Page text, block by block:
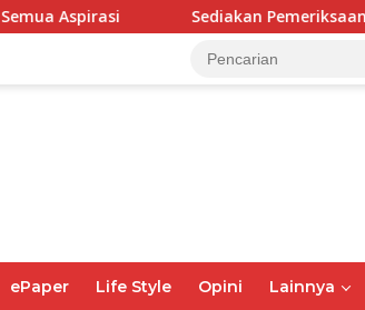
Sediakan Pemeriksaan Kesehatan, Reses
ePaper Life Style Opini Lainnya